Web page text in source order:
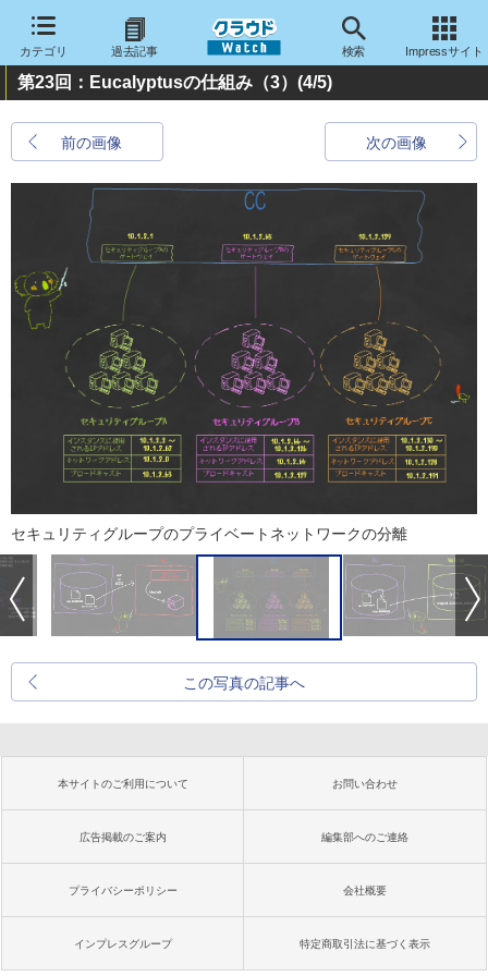
カテゴリ 過去記事 検索 Impressサイト
第23回：Eucalyptusの仕組み（3） (4/5)
前の画像 次の画像
セキュリティグループのプライベートネットワークの分離
この写真の記事へ
本サイトのご利用について お問い合わせ
広告掲載のご案内 編集部へのご連絡
プライバシーポリシー 会社概要
インプレスグループ 特定商取引法に基づく表示